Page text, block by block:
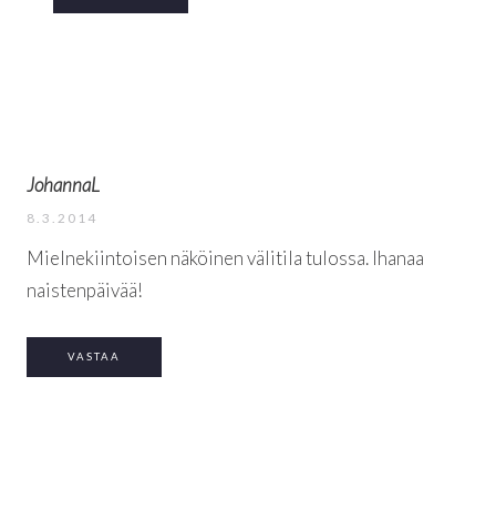
JohannaL
8.3.2014
Mielnekiintoisen näköinen välitila tulossa. Ihanaa
naistenpäivää!
VASTAA